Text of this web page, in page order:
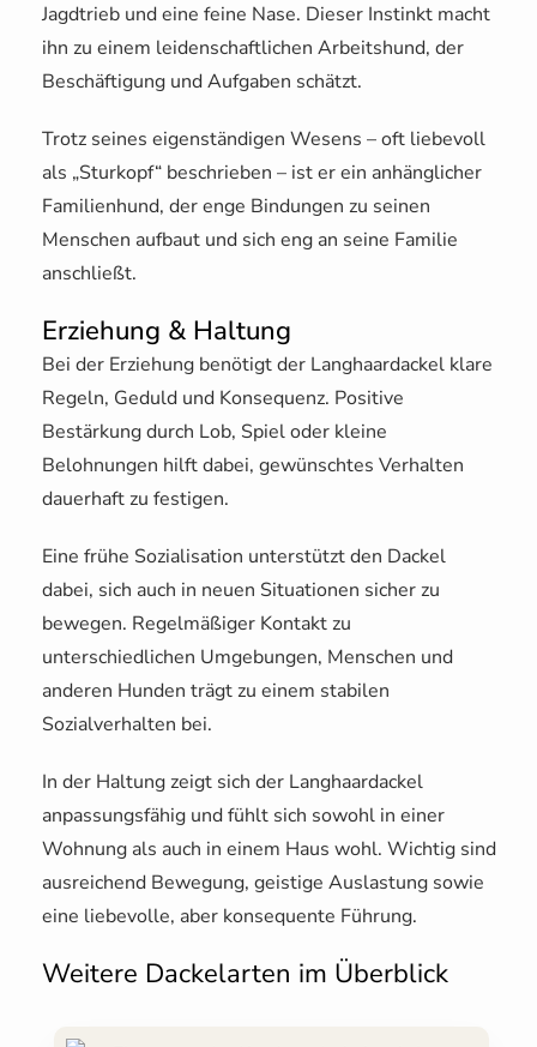
Jagdtrieb und eine feine Nase. Dieser Instinkt macht
ihn zu einem leidenschaftlichen Arbeitshund, der
Beschäftigung und Aufgaben schätzt.
Trotz seines eigenständigen Wesens – oft liebevoll
als „Sturkopf“ beschrieben – ist er ein anhänglicher
Familienhund, der enge Bindungen zu seinen
Menschen aufbaut und sich eng an seine Familie
anschließt.
Erziehung & Haltung
Bei der Erziehung benötigt der Langhaardackel klare
Regeln, Geduld und Konsequenz. Positive
Bestärkung durch Lob, Spiel oder kleine
Belohnungen hilft dabei, gewünschtes Verhalten
dauerhaft zu festigen.
Eine frühe Sozialisation unterstützt den Dackel
dabei, sich auch in neuen Situationen sicher zu
bewegen. Regelmäßiger Kontakt zu
unterschiedlichen Umgebungen, Menschen und
anderen Hunden trägt zu einem stabilen
Sozialverhalten bei.
In der Haltung zeigt sich der Langhaardackel
anpassungsfähig und fühlt sich sowohl in einer
Wohnung als auch in einem Haus wohl. Wichtig sind
ausreichend Bewegung, geistige Auslastung sowie
eine liebevolle, aber konsequente Führung.
Weitere Dackelarten im Überblick